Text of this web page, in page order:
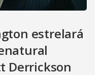
estrelará
Derrickson